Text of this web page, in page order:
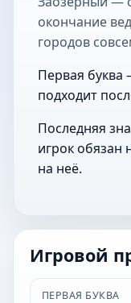
окончание
городов
Первая буква
подходит
Последняя
игрок обязан
на неё.
Игровой
ПЕРВАЯ БУКВА